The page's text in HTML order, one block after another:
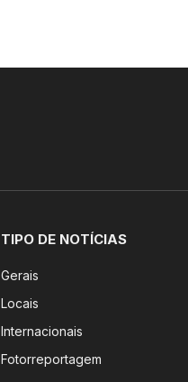
TIPO DE NOTÍCIAS
Gerais
Locais
Internacionais
Fotorreportagem